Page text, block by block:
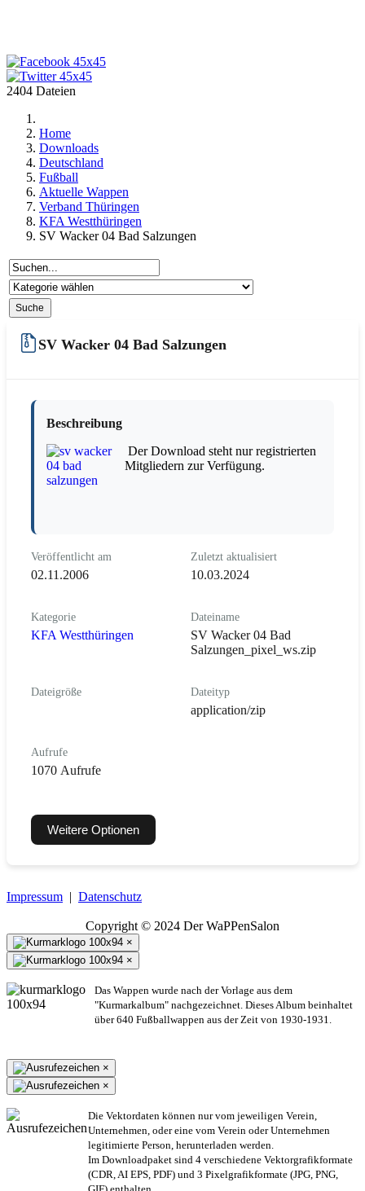
2404 Dateien
Home
Downloads
Deutschland
Fußball
Aktuelle Wappen
Verband Thüringen
KFA Westthüringen
SV Wacker 04 Bad Salzungen
SV Wacker 04 Bad Salzungen
Beschreibung
Der Download steht nur registrierten
Mitgliedern zur Verfügung.
Veröffentlicht am
02.11.2006
Zuletzt aktualisiert
10.03.2024
Kategorie
KFA Westthüringen
Dateiname
SV Wacker 04 Bad
Salzungen_pixel_ws.zip
Dateigröße Dateityp
application/zip
Aufrufe
1070 Aufrufe
Weitere Optionen
Impressum | Datenschutz
Copyright © 2024 Der WaPPenSalon
×
×
Das Wappen wurde nach der Vorlage aus dem
"Kurmarkalbum" nachgezeichnet. Dieses Album beinhaltet
über 640 Fußballwappen aus der Zeit von 1930-1931.
×
×
Die Vektordaten können nur vom jeweiligen Verein,
Unternehmen, oder eine vom Verein oder Unternehmen
legitimierte Person, herunterladen werden.
Im Downloadpaket sind 4 verschiedene Vektorgrafikformate
(CDR, AI EPS, PDF) und 3 Pixelgrafikformate (JPG, PNG,